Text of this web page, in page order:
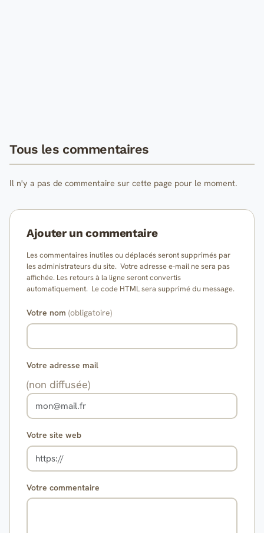
Tous les commentaires
Il n'y a pas de commentaire sur cette page pour le moment.
Ajouter un commentaire
Les commentaires inutiles ou déplacés seront supprimés par
les administrateurs du site. Votre adresse e-mail ne sera pas
affichée. Les retours à la ligne seront convertis
automatiquement. Le code HTML sera supprimé du message.
Votre nom (obligatoire)
Votre adresse mail
(non diffusée)
Votre site web
Votre commentaire